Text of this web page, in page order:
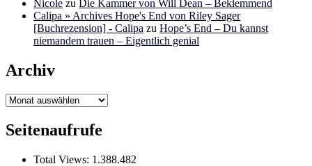
Nicole zu Die Kammer von Will Dean – Beklemmend
Calipa » Archives Hope's End von Riley Sager
[Buchrezension] - Calipa zu Hope’s End – Du kannst
niemandem trauen – Eigentlich genial
Archiv
Archiv
Seitenaufrufe
Total Views: 1.388.482